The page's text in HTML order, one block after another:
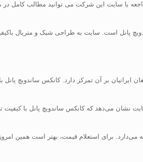
با سایت این شرکت می توانید مطالب کامل
پانل است. سایت به طراحی شیک و متریال
ایرانیان بر آن تمرکز دارد. کانکس ساندویچ پانل
نشان می‌دهد که کانکس ساندویچ پانل با
برای استعلام قیمت، بهتر است همین امروز